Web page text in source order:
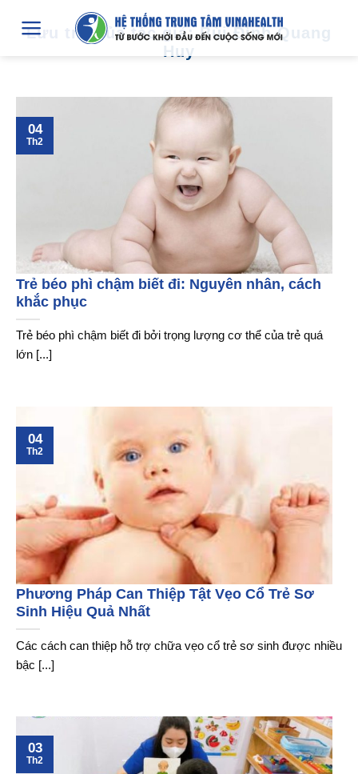
Lưu trữ của tác giả:Bùi Đình Quang
Huy
Trẻ béo phì chậm biết đi: Nguyên nhân, cách
khắc phục
Trẻ béo phì chậm biết đi bởi trọng lượng cơ thể của trẻ quá
lớn [...]
04
Th2
Phương Pháp Can Thiệp Tật Vẹo Cổ Trẻ Sơ
Sinh Hiệu Quả Nhất
Các cách can thiệp hỗ trợ chữa vẹo cổ trẻ sơ sinh được nhiều
bậc [...]
04
Th2
03
Th2